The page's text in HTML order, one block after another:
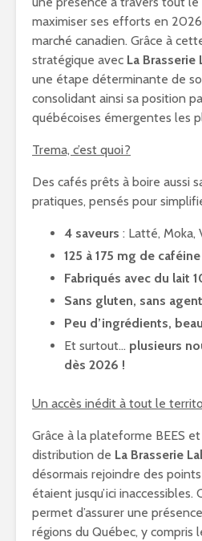
maximiser ses efforts en
marché canadien. Grâce à
stratégique avec La Brasserie
une étape déterminante de
consolidant ainsi sa position
québécoises émergentes les
Trema, c’est quoi?
Des cafés prêts à boire aussi
pratiques, pensés pour
4 saveurs : Latté, Moka,
125 à 175 mg de caféine
Fabriqués avec du lait
Sans gluten, sans
Peu d’ingrédients,
Et surtout… plusieurs
dès 2026 !
Un accès inédit à tout le
Grâce à la plateforme BEES
distribution de La Brasserie
désormais rejoindre des
étaient jusqu’ici
permet d’assurer une
régions du Québec, y compris